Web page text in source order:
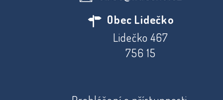
Obec Lidečko
Lidečko 467
756 15